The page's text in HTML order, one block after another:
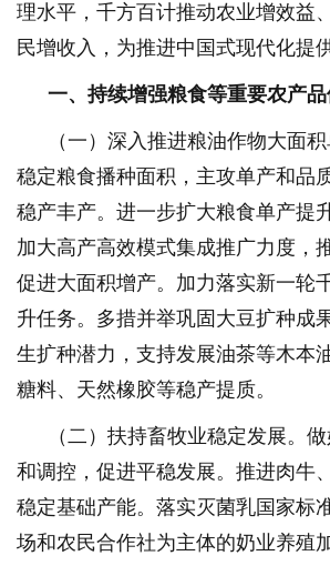
理水平，千方百计推动农业增效益
民增收入，为推进中国式现代化提
一、持续增强粮食等重要农产
（一）深入推进粮油作物大面积
稳定粮食播种面积，主攻单产和品
稳产丰产。进一步扩大粮食单产提
加大高产高效模式集成推广力度，
促进大面积增产。加力落实新一轮
升任务。多措并举巩固大豆扩种成
生扩种潜力，支持发展油茶等木本
糖料、天然橡胶等稳产提质。
（二）扶持畜牧业稳定发展。
和调控，促进平稳发展。推进肉牛
稳定基础产能。落实灭菌乳国家标
场和农民合作社为主体的奶业养殖